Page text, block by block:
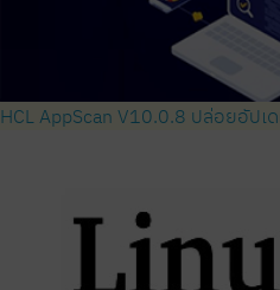
HCL AppScan V10.0.8 ปล่อยอัปเ